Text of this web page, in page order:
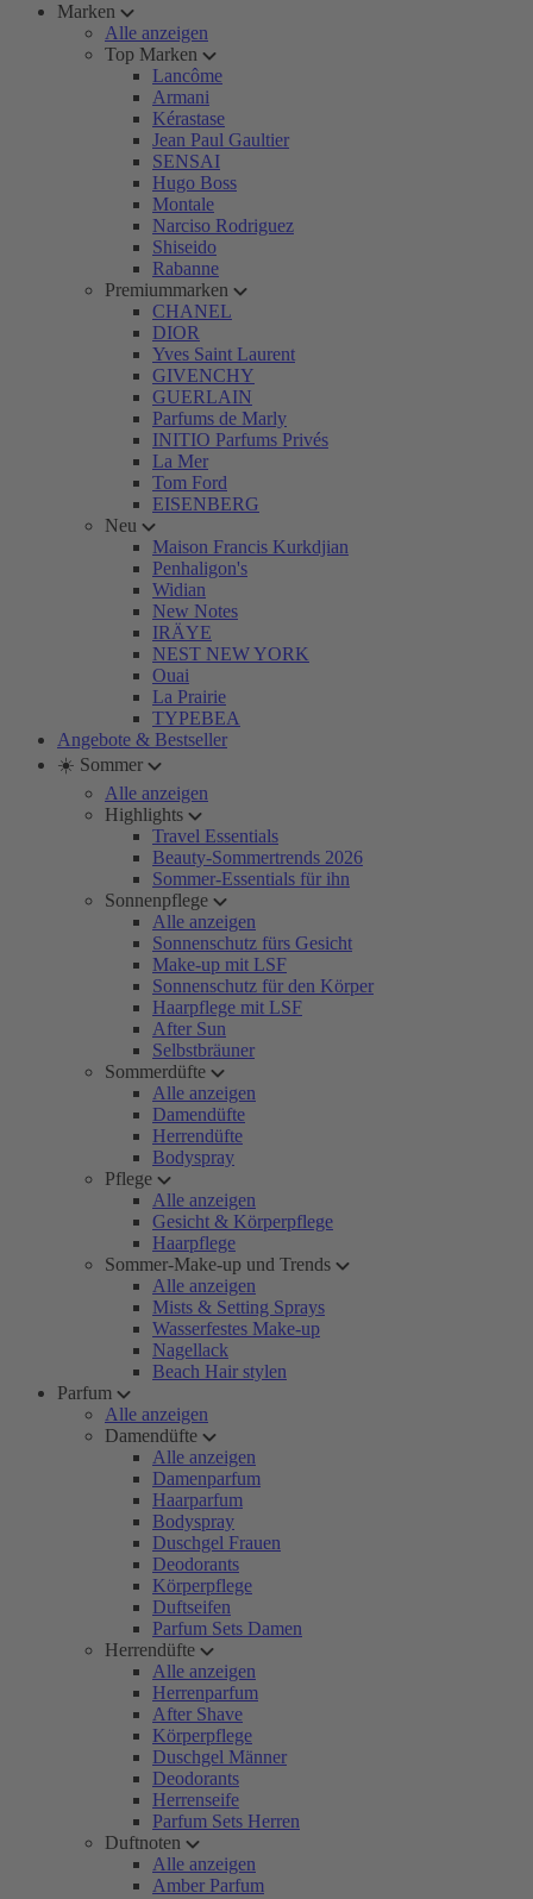
Marken
Alle anzeigen
Top Marken
Lancôme
Armani
Kérastase
Jean Paul Gaultier
SENSAI
Hugo Boss
Montale
Narciso Rodriguez
Shiseido
Rabanne
Premiummarken
CHANEL
DIOR
Yves Saint Laurent
GIVENCHY
GUERLAIN
Parfums de Marly
INITIO Parfums Privés
La Mer
Tom Ford
EISENBERG
Neu
Maison Francis Kurkdjian
Penhaligon's
Widian
New Notes
IRÄYE
NEST NEW YORK
Ouai
La Prairie
TYPEBEA
Angebote & Bestseller
☀️ Sommer
Alle anzeigen
Highlights
Travel Essentials
Beauty-Sommertrends 2026
Sommer-Essentials für ihn
Sonnenpflege
Alle anzeigen
Sonnenschutz fürs Gesicht
Make-up mit LSF
Sonnenschutz für den Körper
Haarpflege mit LSF
After Sun
Selbstbräuner
Sommerdüfte
Alle anzeigen
Damendüfte
Herrendüfte
Bodyspray
Pflege
Alle anzeigen
Gesicht & Körperpflege
Haarpflege
Sommer-Make-up und Trends
Alle anzeigen
Mists & Setting Sprays
Wasserfestes Make-up
Nagellack
Beach Hair stylen
Parfum
Alle anzeigen
Damendüfte
Alle anzeigen
Damenparfum
Haarparfum
Bodyspray
Duschgel Frauen
Deodorants
Körperpflege
Duftseifen
Parfum Sets Damen
Herrendüfte
Alle anzeigen
Herrenparfum
After Shave
Körperpflege
Duschgel Männer
Deodorants
Herrenseife
Parfum Sets Herren
Duftnoten
Alle anzeigen
Amber Parfum